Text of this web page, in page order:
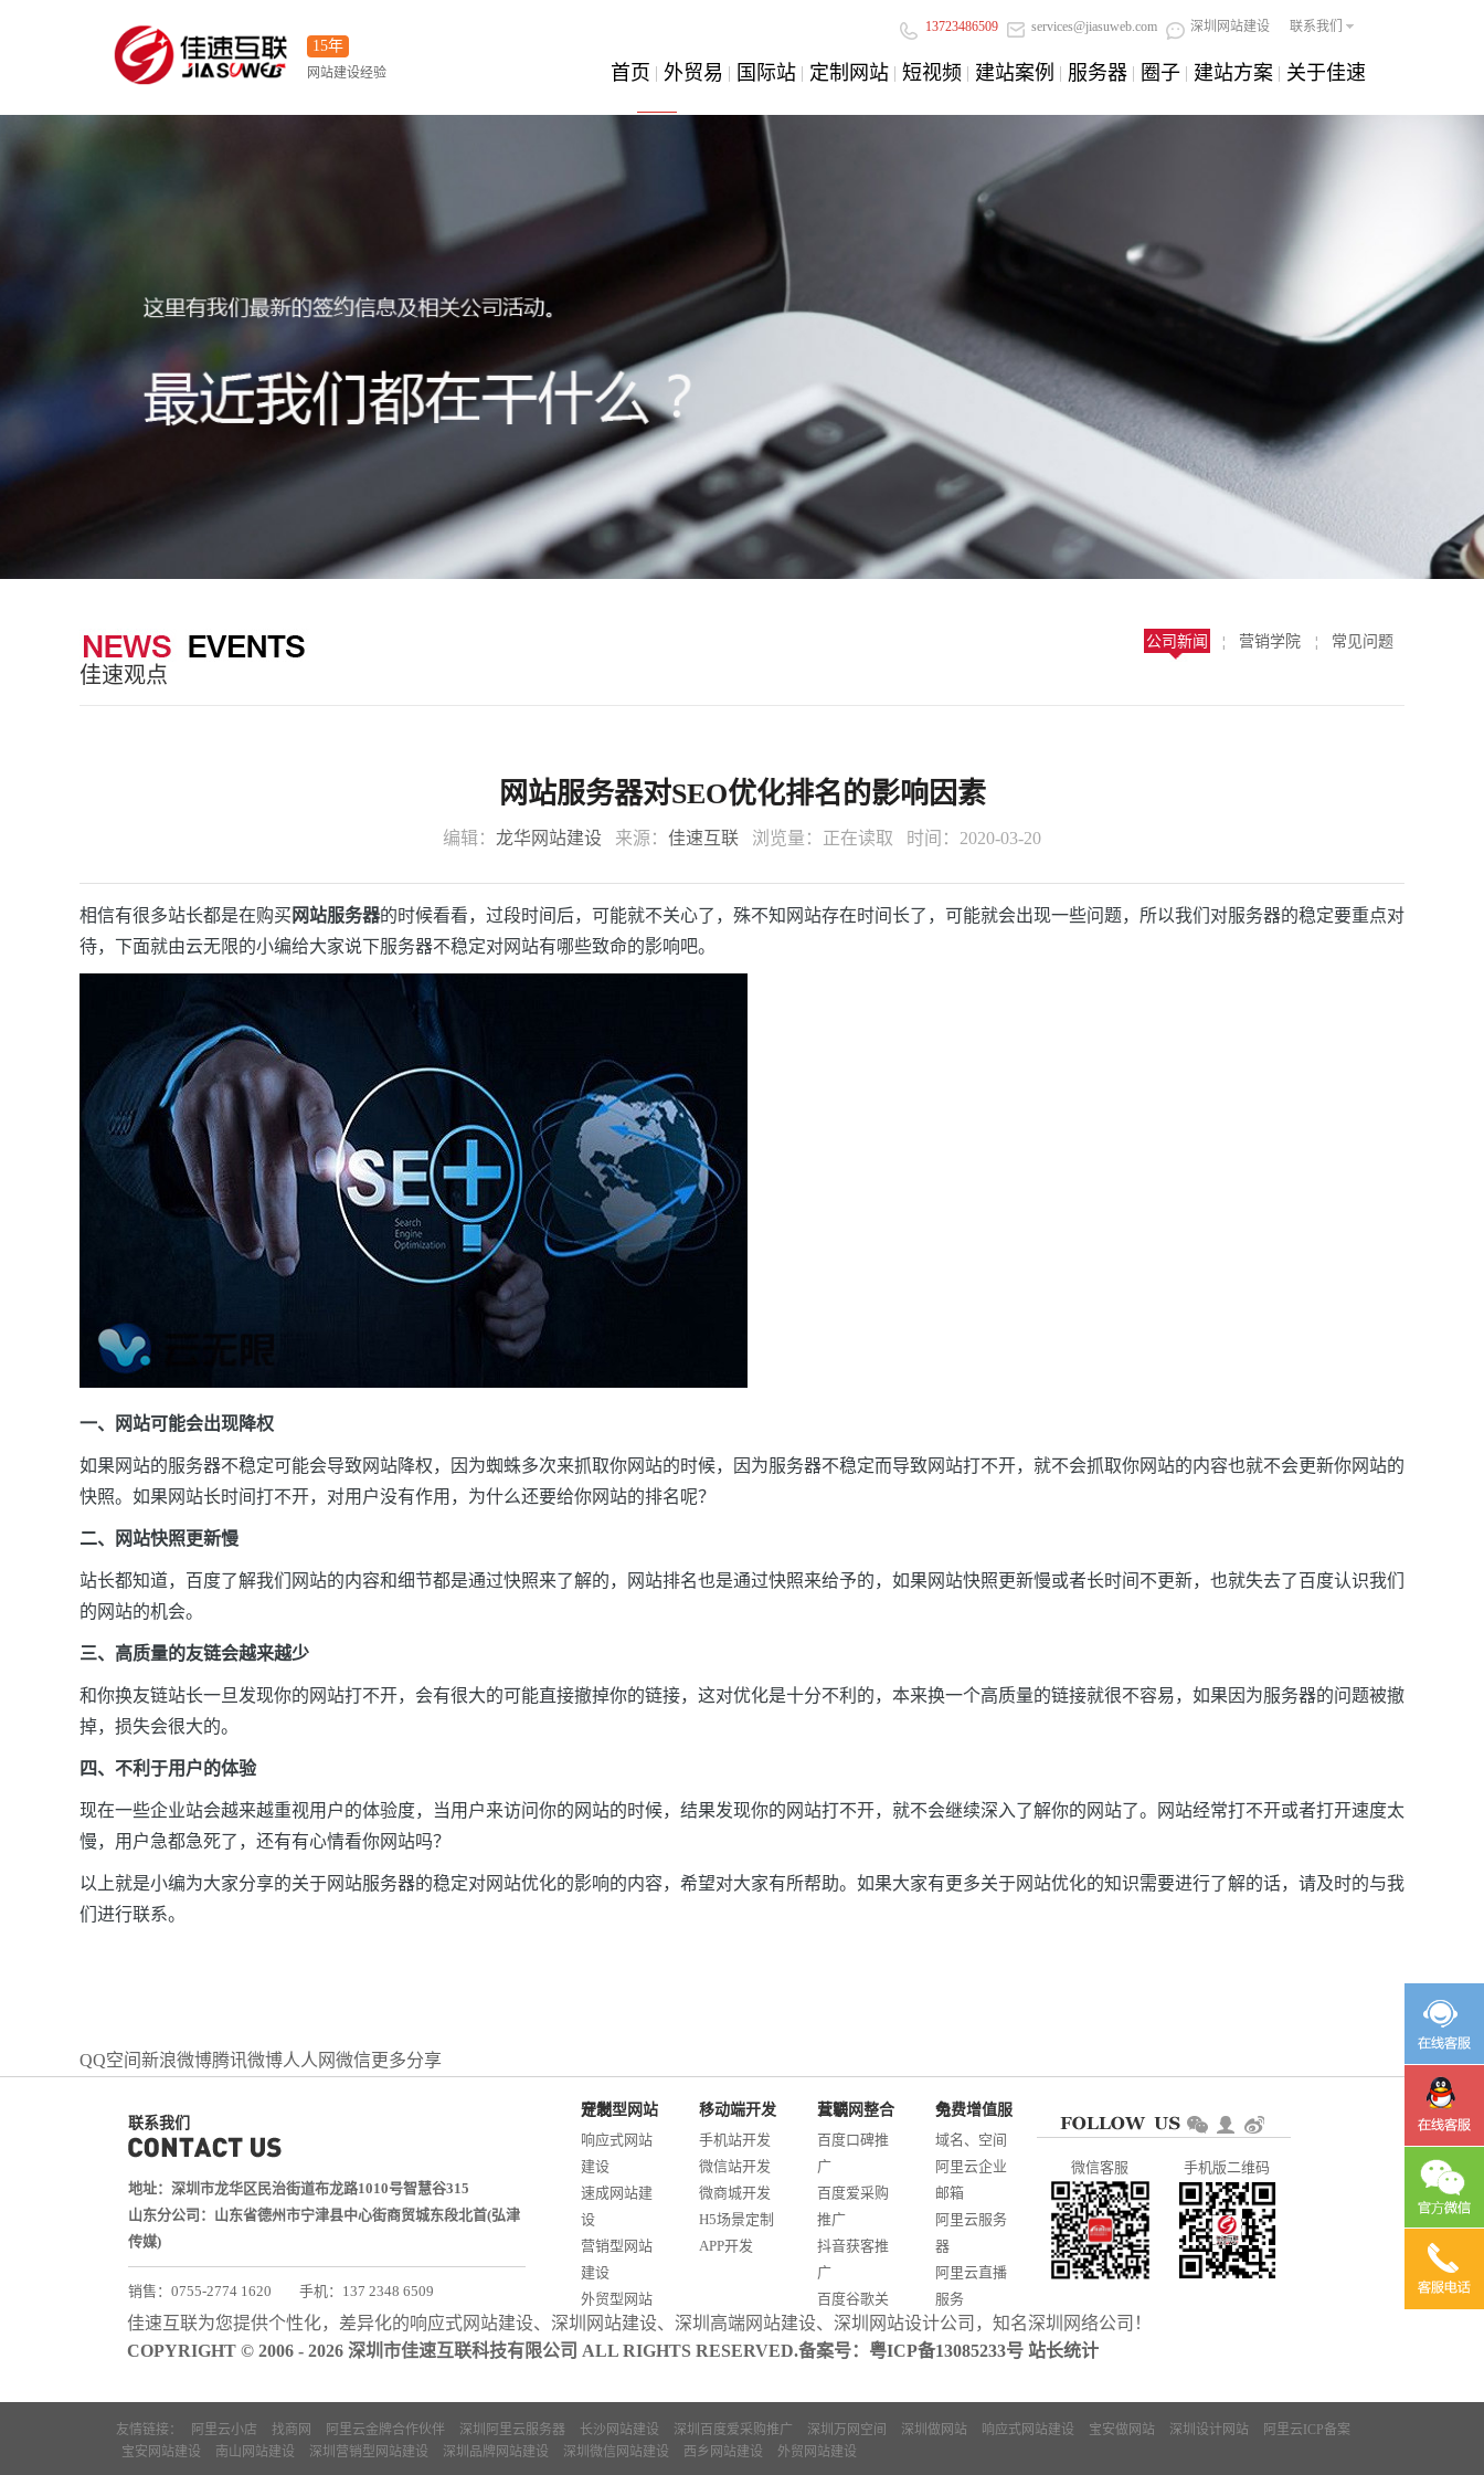
15年
网站建设经验
13723486509 services@jiasuweb.com 深圳网站建设 联系我们
首页 外贸易 国际站 定制网站 短视频 建站案例 服务器 圈子 建站方案 关于佳速
佳速观点
公司新闻 ¦ 营销学院 ¦ 常见问题
网站服务器对SEO优化排名的影响因素
编辑： 龙华网站建设 来源： 佳速互联 浏览量： 正在读取 时间：2020-03-20
相信有很多站长都是在购买 网站服务器的时候看看，过段时间后，可能就不关心了，殊不知网站存在时间长了，可能就会出现一些问题，所以我们对服务器的稳定要重点对
待，下面就由云无限的小编给大家说下服务器不稳定对网站有哪些致命的影响吧。
一、网站可能会出现降权
如果网站的服务器不稳定可能会导致网站降权，因为蜘蛛多次来抓取你网站的时候，因为服务器不稳定而导致网站打不开，就不会抓取你网站的内容也就不会更新你网站的
快照。如果网站长时间打不开，对用户没有作用，为什么还要给你网站的排名呢？
二、网站快照更新慢
站长都知道，百度了解我们网站的内容和细节都是通过快照来了解的，网站排名也是通过快照来给予的，如果网站快照更新慢或者长时间不更新，也就失去了百度认识我们
的网站的机会。
三、高质量的友链会越来越少
和你换友链站长一旦发现你的网站打不开，会有很大的可能直接撤掉你的链接，这对优化是十分不利的，本来换一个高质量的链接就很不容易，如果因为服务器的问题被撤
掉，损失会很大的。
四、不利于用户的体验
现在一些企业站会越来越重视用户的体验度，当用户来访问你的网站的时候，结果发现你的网站打不开，就不会继续深入了解你的网站了。网站经常打不开或者打开速度太
慢，用户急都急死了，还有有心情看你网站吗？
以上就是小编为大家分享的关于网站服务器的稳定对网站优化的影响的内容，希望对大家有所帮助。如果大家有更多关于网站优化的知识需要进行了解的话，请及时的与我
们进行联系。
QQ空间 新浪微博腾讯微博人人网微信更多分享
联系我们
地址：深圳市龙华区民治街道布龙路1010号智慧谷315
山东分公司：山东省德州市宁津县中心街商贸城东段北首(弘津
传媒)
销售：0755-2774 1620
技术：0755-2688 1370
手机：137 2348 6509
邮箱：services@jiasuweb.com
定制型网站开发
响应式网站
建设
速成网站建
设
营销型网站
建设
外贸型网站
建设
商城网站开
门户信息平
台开发
移动端开发
手机站开发
微信站开发
微商城开发
H5场景定制
APP开发
互联网整合营销
百度口碑推
广
百度爱采购
推广
抖音获客推
广
百度谷歌关
键词优化
AI智能发布
免费增值服务
域名、空间
阿里云企业
邮箱
阿里云服务
器
阿里云直播
服务
阿里云ICP备
案
微信客服 手机版二维码
佳速互联为您提供个性化，差异化的响应式网站建设、 深圳网站建设、 深圳高端网站建设、 深圳网站设计公司 ，知名深圳网络公司 ！
COPYRIGHT © 2006 - 2026 深圳市佳速互联科技有限公司 ALL RIGHTS RESERVED.备案号： 粤ICP备13085233号 站长统计
友情链接： 阿里云小店 找商网 阿里云金牌合作伙伴 深圳阿里云服务器 长沙网站建设 深圳百度爱采购推广 深圳万网空间 深圳做网站 响应式网站建设 宝安做网站 深圳设计网站
阿里云ICP备案
宝安网站建设
南山网站建设 深圳营销型网站建设 深圳品牌网站建设 深圳微信网站建设 西乡网站建设 外贸网站建设